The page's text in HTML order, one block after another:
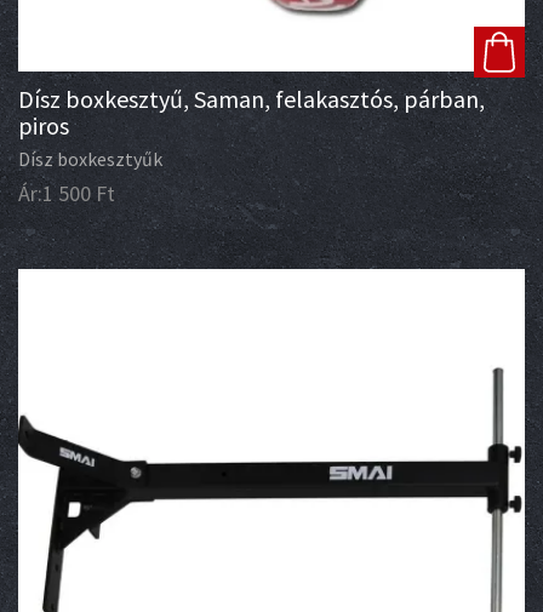
Dísz boxkesztyű, Saman, felakasztós, párban,
piros
Dísz boxkesztyűk
Ár:1 500 Ft